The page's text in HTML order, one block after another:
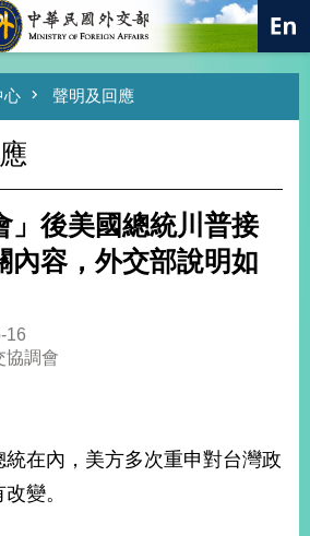
心 聲明及回應
」後美國總統川普接
內容，外交部說明如
16
協調會
在內，美方多次重申對台灣政
變。